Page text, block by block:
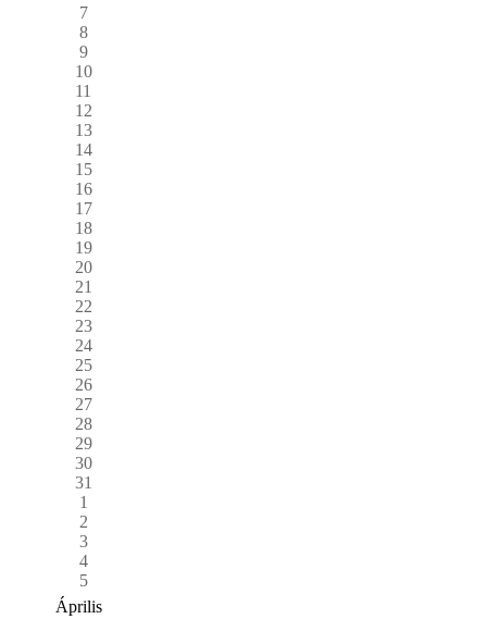
7
8
9
10
11
12
13
14
15
16
17
18
19
20
21
22
23
24
25
26
27
28
29
30
31
1
2
3
4
5
Április